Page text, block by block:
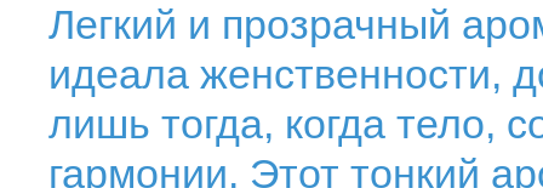
Легкий и прозрачный
идеала женственности,
лишь тогда, когда тело,
гармонии. Этот тонкий